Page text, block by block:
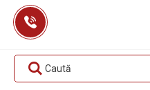
Перейти
содержанию
Caută